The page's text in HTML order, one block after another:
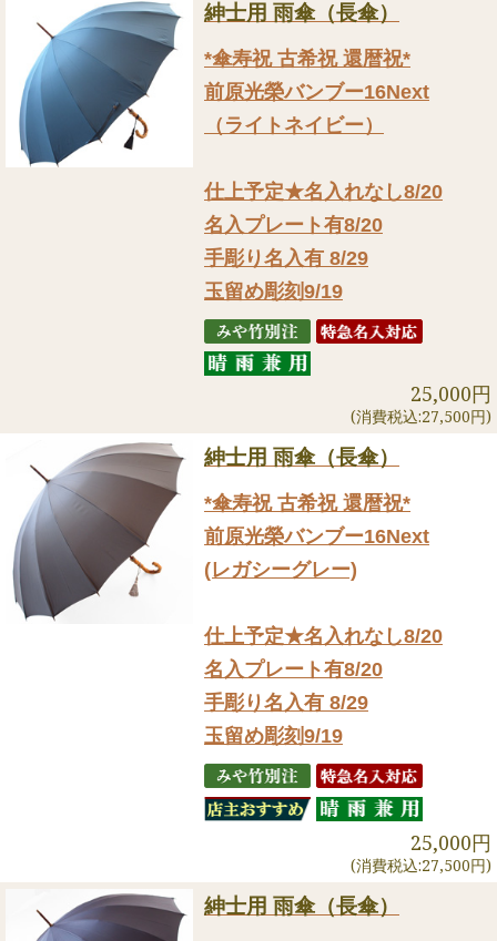
紳士用 雨傘（長傘）
*傘寿祝 古希祝 還暦祝*
前原光榮バンブー16Next
（ライトネイビー）
仕上予定★名入れなし8/20
名入プレート有8/20
手彫り名入有 8/29
玉留め彫刻9/19
25,000円
(消費税込:27,500円)
紳士用 雨傘（長傘）
*傘寿祝 古希祝 還暦祝*
前原光榮バンブー16Next
(レガシーグレー)
仕上予定★名入れなし8/20
名入プレート有8/20
手彫り名入有 8/29
玉留め彫刻9/19
25,000円
(消費税込:27,500円)
紳士用 雨傘（長傘）